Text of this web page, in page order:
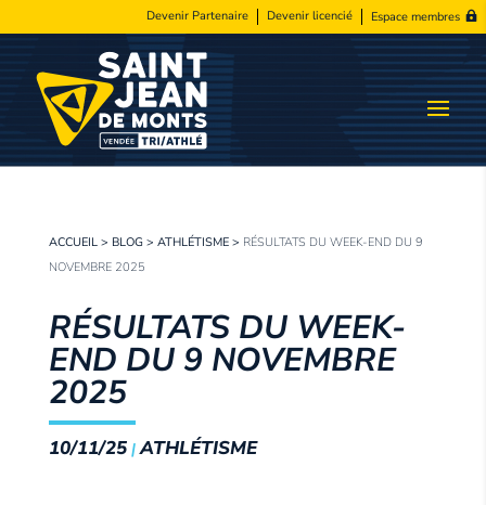
Devenir Partenaire Devenir licencié Espace membres
ACCUEIL> BLOG > ATHLÉTISME> RÉSULTATS DU WEEK-END DU 9
NOVEMBRE 2025
RÉSULTATS DU WEEK-
END DU 9 NOVEMBRE
2025
10/11/25|ATHLÉTISME